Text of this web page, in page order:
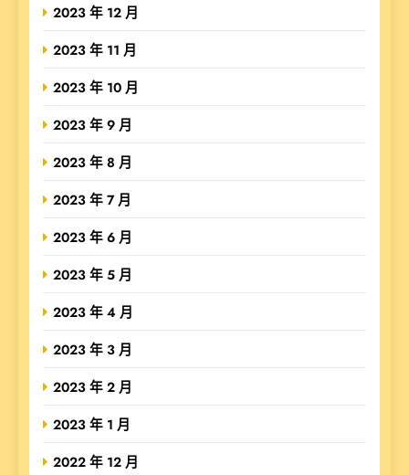
2023 年 12 月
2023 年 11 月
2023 年 10 月
2023 年 9 月
2023 年 8 月
2023 年 7 月
2023 年 6 月
2023 年 5 月
2023 年 4 月
2023 年 3 月
2023 年 2 月
2023 年 1 月
2022 年 12 月